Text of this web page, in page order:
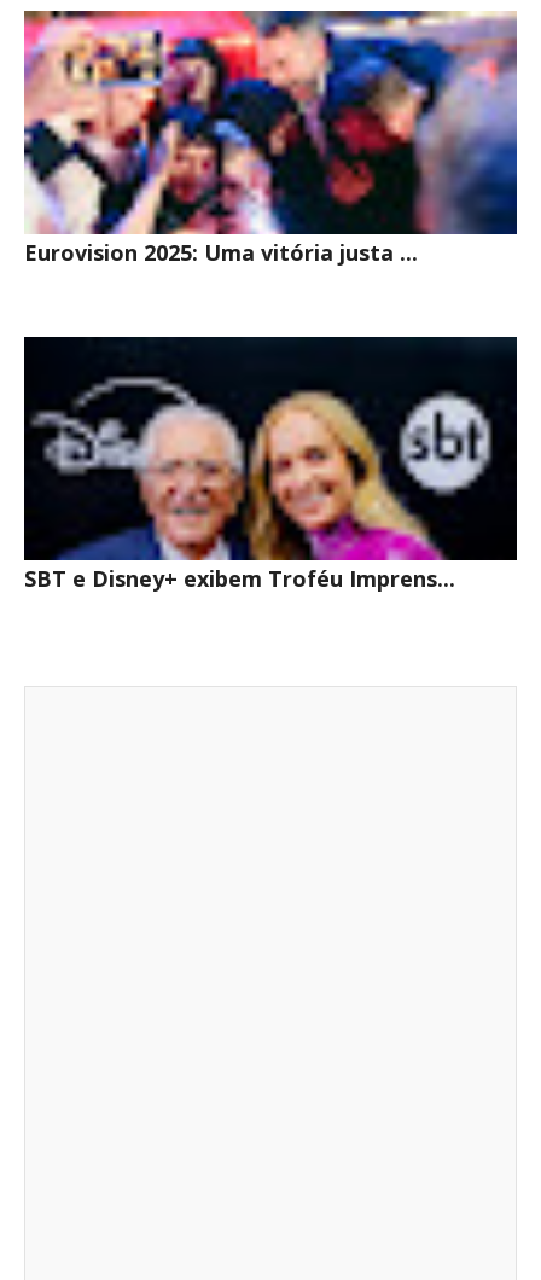
Eurovision 2025: Uma vitória justa ...
SBT e Disney+ exibem Troféu Imprens...